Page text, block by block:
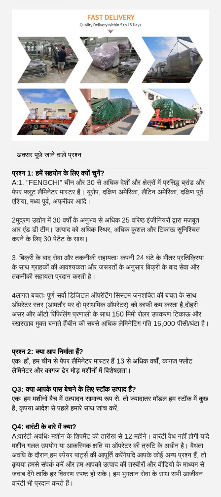
अक्सर पूछे जाने वाले प्रश्न
प्रश्न 1: हमें सहयोग के लिए क्यों चुनें?
A:1. "FENGCHI" चीन और 30 से अधिक देशों और क्षेत्रों में प्रसिद्ध ब्रांड और
पेपर फ्लूट लैमिनेटर मास्टर है। यूरोप, दक्षिण अमेरिका, लैटिन अमेरिका, दक्षिण पूर्व
एशिया, मध्य पूर्व, अफ्रीका आदि।
2मुद्रण उद्योग में 30 वर्षों के अनुभव से अधिक 25 वरिष्ठ इंजीनियरों द्वारा मजबूत
आर एंड डी टीम। उत्पाद को अधिक स्थिर, अधिक कुशल और टिकाऊ सुनिश्चित
करने के लिए 30 पेटेंट के साथ।
3. बिक्री के बाद सेवा और तकनीकी सहायताः कंपनी 24 घंटे के भीतर प्रतिक्रिया
के साथ ग्राहकों की आवश्यकता और जरूरतों के अनुसार बिक्री के बाद सेवा और
तकनीकी सहायता प्रदान करती है।
4लागत बचतः पूर्ण सर्वो डिजिटल ऑपरेटिंग सिस्टम जनशक्ति की बचत के साथ
ऑपरेटर स्तर (आमतौर पर दो प्राथमिक ऑपरेटर) को काफी कम करता है,दोहरी
असर और ऑटो रिफिलिंग प्रणाली के साथ 150 मिमी रोलर उपकरण टिकाऊ और
रखरखाव मुक्त बनाते हैंचीन की सबसे अधिक लेमिनेटिंग गति 16,000 पीसी/घंटा है।
प्रश्न 2: क्या आप निर्माता हैं?
एकः हाँ, हम चीन से पेपर लैमिनेटर मास्टर हैं 13 से अधिक वर्षों, कागज फ्लोट
लैमिनेटर और कागज ढेर मोड़ मशीनों में विशेषज्ञता।
Q3: क्या आपके पास बेचने के लिए स्टॉक उत्पाद हैं?
एकः हम मशीनों बैच में उत्पादन सामान्य रूप से. तो ज्यादातर मॉडल हम स्टॉक में कुछ
है, कृपया आदेश से पहले हमारे साथ जांच करें.
Q4: वारंटी के बारे में क्या?
A:वारंटी अवधिः मशीन के शिपमेंट की तारीख से 12 महीने। वारंटी वैध नहीं होगी यदि
मशीन गलत उपयोग या आकस्मिक क्षति या ऑपरेटर की त्रुटि के अधीन है। वैधता
अवधि के दौरान,हम स्पेयर पार्ट्स की आपूर्ति करेंगेयदि आपके कोई अन्य प्रश्न हैं, तो
कृपया हमसे संपर्क करें और हम आपको उत्पाद की तस्वीरों और वीडियो के माध्यम से
जवाब देंगे ताकि हर विवरण स्पष्ट हो सके। हम भुगतान सेवा के साथ सभी आजीवन
वारंटी भी प्रदान करते हैं।